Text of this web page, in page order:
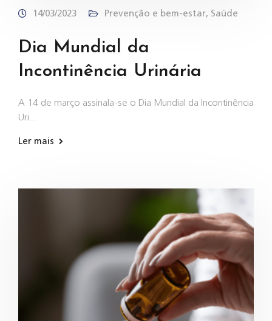
14/03/2023 Prevenção e bem-estar, Saúde
Dia Mundial da
Incontinência Urinária
A 14 de março assinala-se o Dia Mundial da Incontinência
Uri…
Ler mais